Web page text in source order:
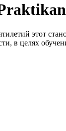
этот
в целях